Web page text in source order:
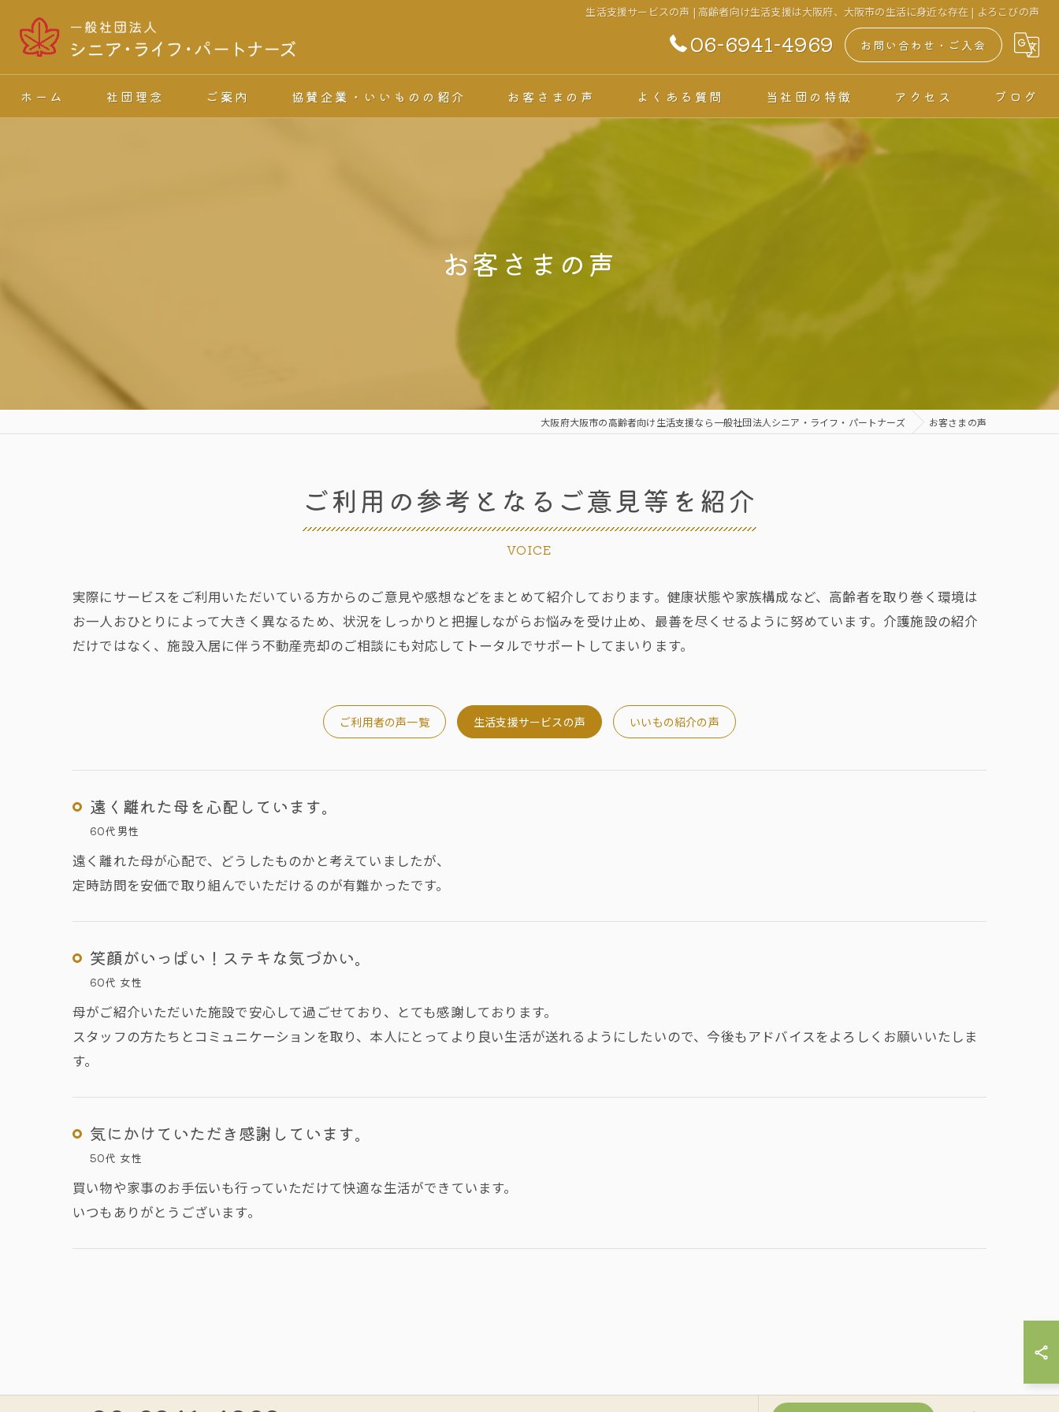
生活支援サービスの声 | 高齢者向け生活支援は大阪府、大阪市の生活に身近な存在 | よろこびの声
06-6941-4969 お問い合わせ・ご入会
ホーム 社団理念 ご案内 協賛企業・いいものの紹介 お客さまの声 よくある質問 当社団の特徴 アクセス ブログ
お客さまの声
大阪府大阪市の高齢者向け生活支援なら一般社団法人シニア・ライフ・パートナーズ お客さまの声
ご利用の参考となるご意見等を紹介
VOICE
実際にサービスをご利用いただいている方からのご意見や感想などをまとめて紹介しております。健康状態や家族構成など、高齢者を取り巻く環境は
お一人おひとりによって大きく異なるため、状況をしっかりと把握しながらお悩みを受け止め、最善を尽くせるように努めています。介護施設の紹介
だけではなく、施設入居に伴う不動産売却のご相談にも対応してトータルでサポートしてまいります。
ご利用者の声一覧 生活支援サービスの声 いいもの紹介の声
遠く離れた母を心配しています。
60代男性
遠く離れた母が心配で、どうしたものかと考えていましたが、
定時訪問を安価で取り組んでいただけるのが有難かったです。
笑顔がいっぱい！ステキな気づかい。
60代 女性
母がご紹介いただいた施設で安心して過ごせており、とても感謝しております。
スタッフの方たちとコミュニケーションを取り、本人にとってより良い生活が送れるようにしたいので、今後もアドバイスをよろしくお願いいたしま
す。
気にかけていただき感謝しています。
50代 女性
買い物や家事のお手伝いも行っていただけて快適な生活ができています。
いつもありがとうございます。